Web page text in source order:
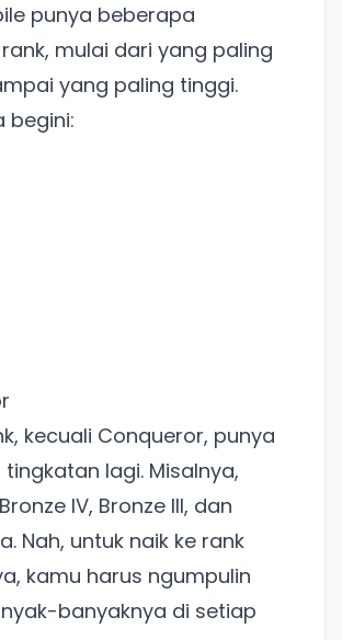
punya beberapa
mulai dari yang paling
yang paling tinggi.
begini:
kecuali Conqueror, punya
lagi. Misalnya,
IV, Bronze III, dan
Nah, untuk naik ke rank
kamu harus ngumpulin
banyaknya di setiap